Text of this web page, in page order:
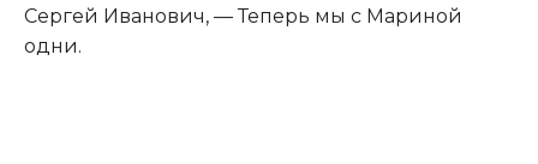
Сергей Иванович, — Теперь мы с Мариной
одни.